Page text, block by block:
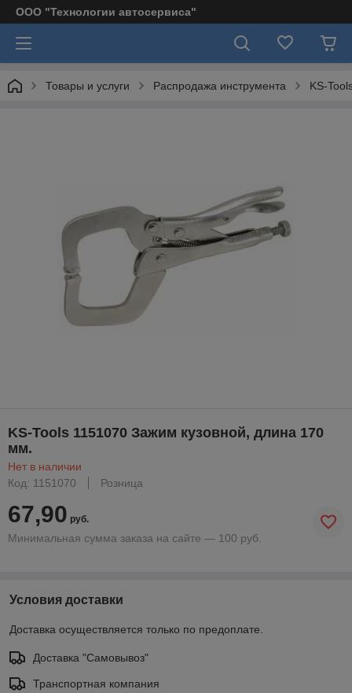
ООО "Технологии автосервиса"
Товары и услуги Распродажа инструмента KS-
KS-Tools 1151070 Зажим кузовной, длина 170
мм.
Нет в наличии
Код: 1151070
Розница
67,90 руб.
Минимальная сумма заказа на сайте — 100 руб.
Условия доставки
Доставка осуществляется только по предоплате.
Доставка "Самовывоз"
Транспортная компания